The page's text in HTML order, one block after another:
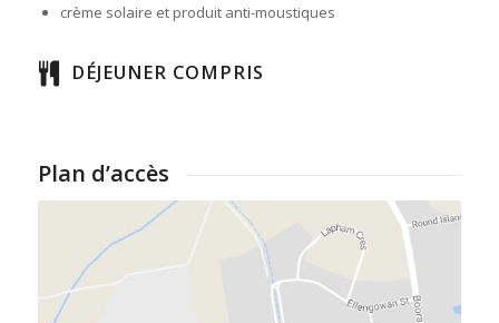
crème solaire et produit anti-moustiques
DÉJEUNER COMPRIS
Plan d’accès